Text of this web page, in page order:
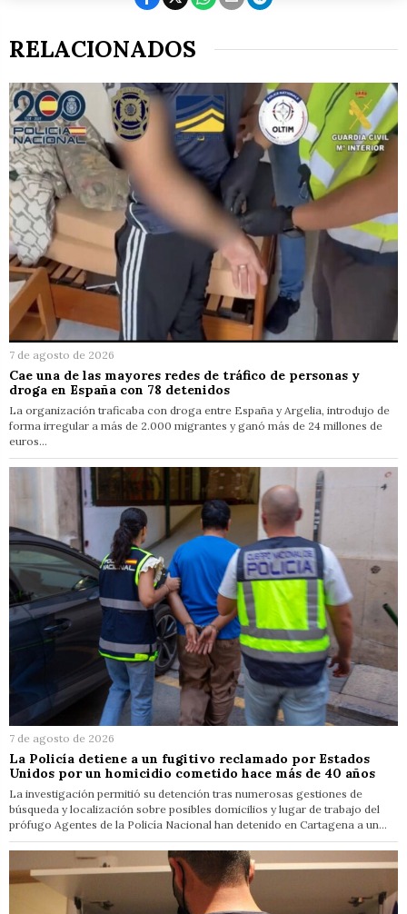
RELACIONADOS
7 de agosto de 2026
Cae una de las mayores redes de tráfico de personas y
droga en España con 78 detenidos
La organización traficaba con droga entre España y Argelia, introdujo de
forma irregular a más de 2.000 migrantes y ganó más de 24 millones de
euros…
7 de agosto de 2026
La Policía detiene a un fugitivo reclamado por Estados
Unidos por un homicidio cometido hace más de 40 años
La investigación permitió su detención tras numerosas gestiones de
búsqueda y localización sobre posibles domicilios y lugar de trabajo del
prófugo Agentes de la Policía Nacional han detenido en Cartagena a un…